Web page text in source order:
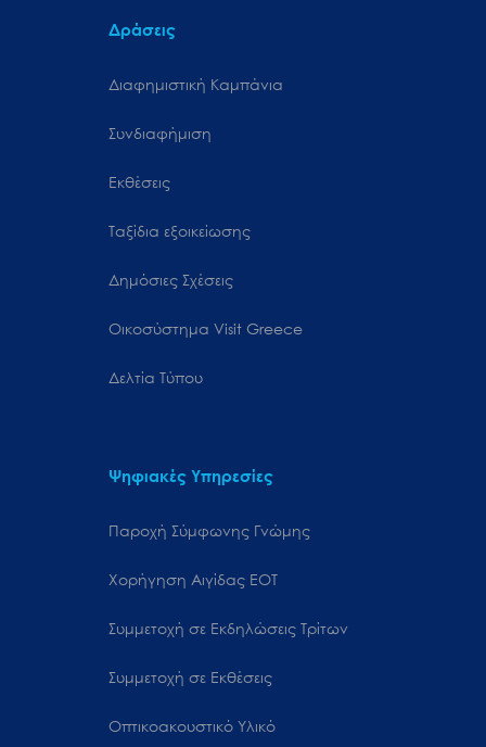
Δράσεις
Διαφημιστική Καμπάνια
Συνδιαφήμιση
Εκθέσεις
Ταξίδια εξοικείωσης
Δημόσιες Σχέσεις
Oικοσύστημα Visit Greece
Δελτία Τύπου
Ψηφιακές Υπηρεσίες
Παροχή Σύμφωνης Γνώμης
Χορήγηση Αιγίδας ΕΟΤ
Συμμετοχή σε Εκδηλώσεις Τρίτων
Συμμετοχή σε Εκθέσεις
Οπτικοακουστικό Υλικό